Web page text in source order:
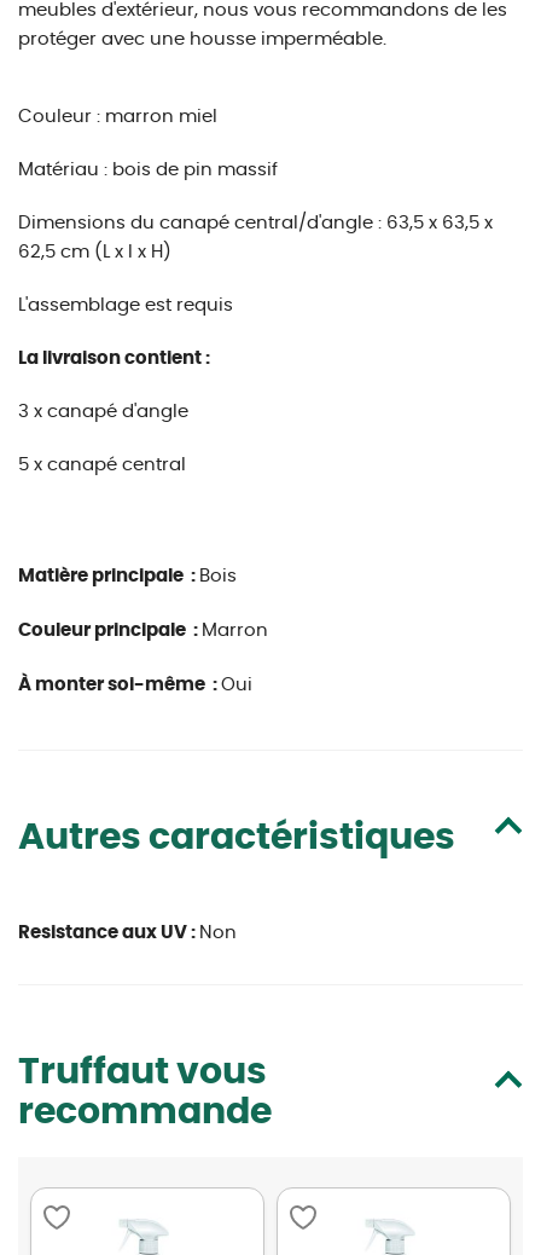
meubles d'extérieur, nous vous recommandons de les
protéger avec une housse imperméable.
Couleur : marron miel
Matériau : bois de pin massif
Dimensions du canapé central/d'angle : 63,5 x 63,5 x
62,5 cm (L x l x H)
L'assemblage est requis
La livraison contient :
3 x canapé d'angle
5 x canapé central
Matière principale : Bois
Couleur principale : Marron
À monter soi-même : Oui
Autres caractéristiques
Resistance aux UV : Non
Truffaut vous
recommande